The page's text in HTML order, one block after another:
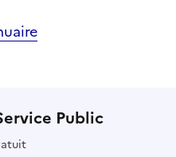
Public